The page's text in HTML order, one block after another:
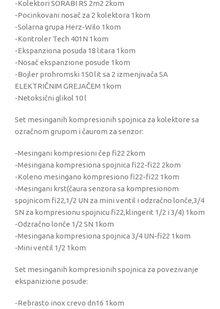
-Kolektori SORABI RS 2m2 2kom
-Pocinkovani nosač za 2 kolektora 1kom
-Solarna grupa Herz-Wilo 1kom
-Kontroler Tech 401N 1kom
-Ekspanziona posuda 18 litara 1kom
-Nosač ekspanzione posude 1kom
-Bojler prohromski 150 lit sa 2 izmenjivača SA
ELEKTRIČNIM GREJAČEM 1kom
-Netoksični glikol 10 l
Set mesinganih kompresionih spojnica za kolektore sa
ozračnom grupom i čaurom za senzor:
-Mesingani kompresioni čep fi22 2kom
-Mesingana kompresiona spojnica fi22-fi22 2kom
-Koleno mesingano kompresiono fi22-fi22 1kom
-Mesingani krst(čaura senzora sa kompresionom
spojnicom fi22,1/2 UN za mini ventil i odzračno lonče,3/4
SN za kompresionu spojnicu fi22,klingerit 1/2 i 3/4) 1kom
-Odzračno lonče 1/2 SN 1kom
-Mesingana kompresiona spojnica 3/4 UN-fi22 1kom
-Mini ventil 1/2 1kom
Set mesinganih kompresionih spojnica za povezivanje
ekspanizione posude:
-Rebrasto inox crevo dn16 1kom